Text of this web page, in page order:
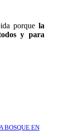
porque la
y para
BOSQUE EN